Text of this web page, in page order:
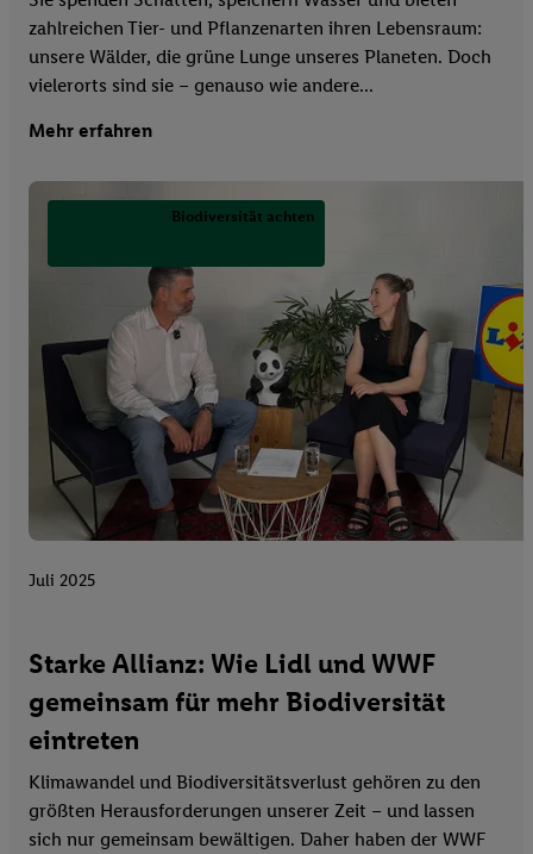
zahlreichen Tier- und Pflanzenarten ihren Lebensraum:
unsere Wälder, die grüne Lunge unseres Planeten. Doch
vielerorts sind sie – genauso wie andere...
Mehr erfahren
Biodiversität achten
Juli 2025
Starke Allianz: Wie Lidl und WWF
gemeinsam für mehr Biodiversität
eintreten
Klimawandel und Biodiversitätsverlust gehören zu den
größten Herausforderungen unserer Zeit – und lassen
sich nur gemeinsam bewältigen. Daher haben der WWF